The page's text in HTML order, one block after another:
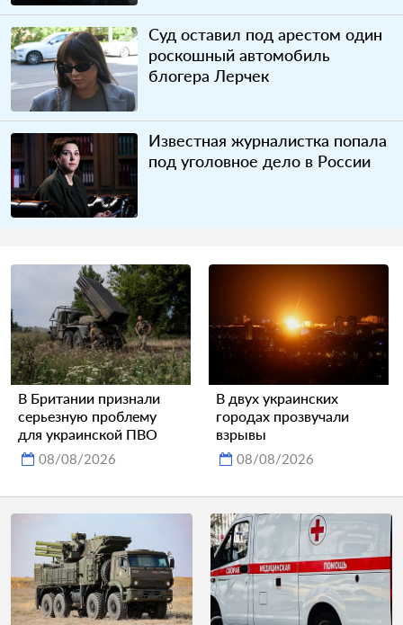
Суд оставил под арестом один
роскошный автомобиль
блогера Лерчек
Известная журналистка попала
под уголовное дело в России
В Британии признали
серьезную проблему
для украинской ПВО
08/08/2026
В двух украинских
городах прозвучали
взрывы
08/08/2026